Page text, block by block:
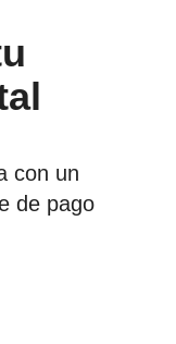
con un
de pago